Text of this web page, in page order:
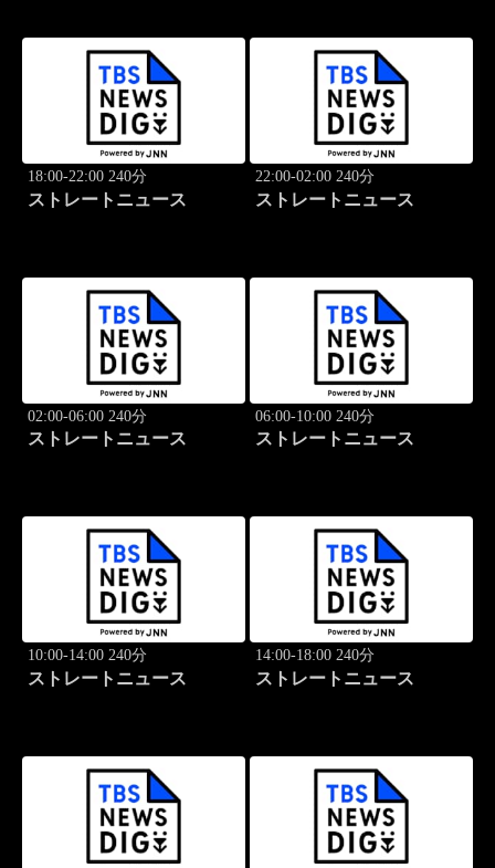
18:00-22:00 240分
ストレートニュース
22:00-02:00 240分
ストレートニュース
02:00-06:00 240分
ストレートニュース
06:00-10:00 240分
ストレートニュース
10:00-14:00 240分
ストレートニュース
14:00-18:00 240分
ストレートニュース